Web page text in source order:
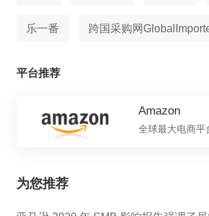
乐一番 跨国采购网
平台推荐
Amazon
全球最大电商平
为您推荐